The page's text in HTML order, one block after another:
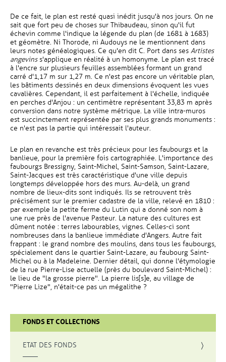
De ce fait, le plan est resté quasi inédit jusqu'à nos jours. On ne
sait que fort peu de choses sur Thibaudeau, sinon qu'il fut
échevin comme l'indique la légende du plan (de 1681 à 1683)
et géomètre. Ni Thorode, ni Audouys ne le mentionnent dans
leurs notes généalogiques. Ce qu'en dit C. Port dans ses Artistes
angevinss'applique en réalité à un homonyme. Le plan est tracé
à l'encre sur plusieurs feuilles assemblées formant un grand
carré d'1,17 m sur 1,27 m. Ce n'est pas encore un véritable plan,
les bâtiments dessinés en deux dimensions évoquent les vues
cavalières. Cependant, il est parfaitement à l'échelle, indiquée
en perches d'Anjou : un centimètre représentant 33,83 m après
conversion dans notre système métrique. La ville intra-muros
est succinctement représentée par ses plus grands monuments :
ce n'est pas la partie qui intéressait l'auteur.
Le plan en revanche est très précieux pour les faubourgs et la
banlieue, pour la première fois cartographiée. L'importance des
faubourgs Bressigny, Saint-Michel, Saint-Samson, Saint-Lazare,
Saint-Jacques est très caractéristique d'une ville depuis
longtemps développée hors des murs. Au-delà, un grand
nombre de lieux-dits sont indiqués. Ils se retrouvent très
précisément sur le premier cadastre de la ville, relevé en 1810 :
par exemple la petite ferme du Lutin qui a donné son nom à
une rue près de l'avenue Pasteur. La nature des cultures est
dûment notée : terres labourables, vignes. Celles-ci sont
nombreuses dans la banlieue immédiate d'Angers. Autre fait
frappant : le grand nombre des moulins, dans tous les faubourgs,
spécialement dans le quartier Saint-Lazare, au faubourg Saint-
Michel ou à la Madeleine. Dernier détail, qui donne l'étymologie
de la rue Pierre-Lise actuelle (près du boulevard Saint-Michel) :
le lieu de "la grosse pierre". La pierre lis[s]e, au village de
"Pierre Lize", n'était-ce pas un mégalithe ?
FONDS ET COLLECTIONS
ETAT DES FONDS